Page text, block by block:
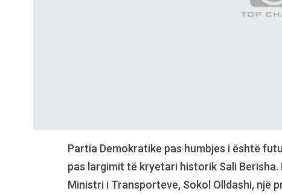
Partia Demokratike pas humbjes i është
pas largimit të kryetari historik Sali
Ministri i Transporteve, Sokol Olldashi, një